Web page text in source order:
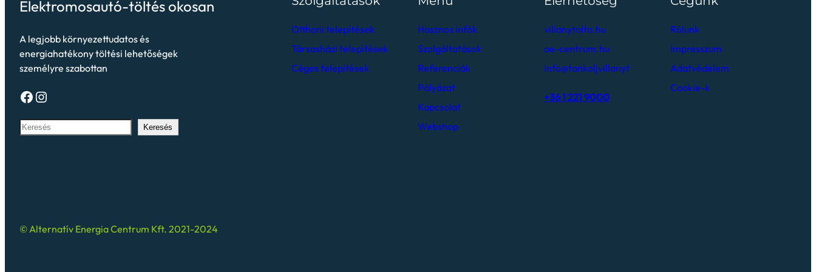
Elektromosautó-töltés okosan
A legjobb környezettudatos és
energiahatékony töltési lehetőségek
személyre szabottan
Keresés
Otthoni telepítések
Társasházi telepítések
Céges telepítések
Hasznos infók
Szolgáltatások
Referenciák
Pályázat
Kapcsolat
Webshop
villanytolto.hu
ae-centrum.hu
info@tankoljvillanyt
+36 1 221 9000
Rólunk
Impresszum
Adatvédelem
Cookie-k
© Alternatív Energia Centrum Kft. 2021-2024